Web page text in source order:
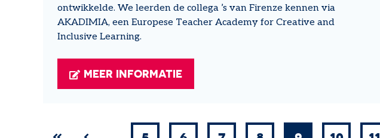
ontwikkelde. We leerden de collega ’s van Firenze kennen via
AKADIMIA, een Europese Teacher Academy for Creative and
Inclusive Learning.
MEER INFORMATIE